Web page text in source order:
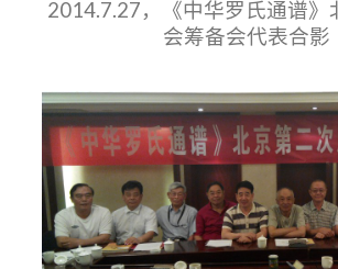
2014.7.27，《中华罗氏通谱》
会筹备会代表合影